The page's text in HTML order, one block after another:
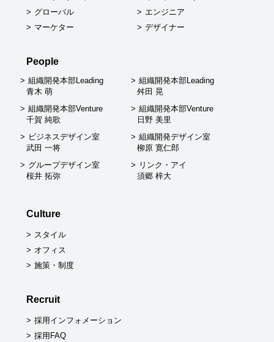
グローバル
エンジニア
マーケター
デザイナー
People
組織開発本部Leading
青木 萌
組織開発本部Leading
舛田 晃
組織開発本部Venture
千賀 純歌
組織開発本部Venture
日野 美里
ビジネスデザイン室
武田 一将
組織開発デザイン室
柳原 寛仁郎
グループデザイン室
桜井 拓弥
リンク・アイ
須郷 梓大
Culture
スタイル
オフィス
施策・制度
Recruit
採用インフォメーション
採用FAQ